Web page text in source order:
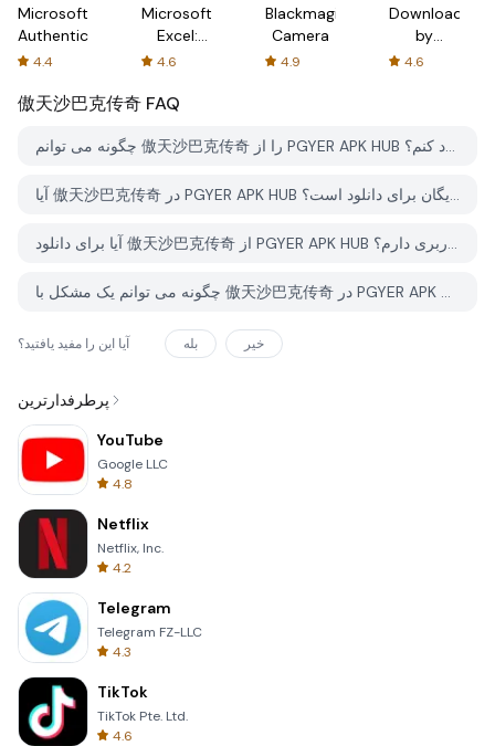
Microsoft
Authenticator
4.4
Microsoft
Excel:
Spreadsheets
4.6
Blackmagic
Camera
4.9
Downloader
by
AFTVnews
4.6
傲天沙巴克传奇 FAQ
چگونه می توانم 傲天沙巴克传奇 را از PGYER APK HUB دانلود کنم؟
آیا 傲天沙巴克传奇 در PGYER APK HUB رایگان برای دانلود است؟
آیا برای دانلود 傲天沙巴克传奇 از PGYER APK HUB نیاز به حساب کاربری دارم؟
چگونه می توانم یک مشکل با 傲天沙巴克传奇 در PGYER APK HUB گزارش دهم؟
آیا این را مفید یافتید؟ بله خیر
پرطرفدارترین
YouTube
Google LLC
4.8
Netflix
Netflix, Inc.
4.2
Telegram
Telegram FZ-LLC
4.3
TikTok
TikTok Pte. Ltd.
4.6